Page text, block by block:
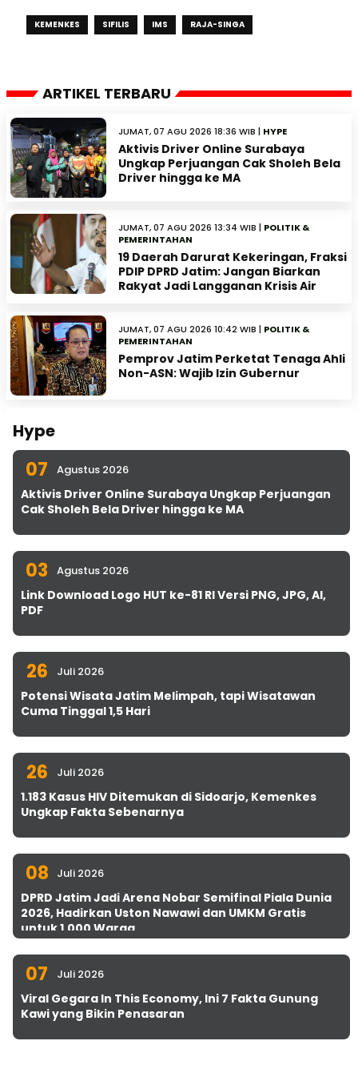
KEMENKES SIFILIS IMS RAJA-SINGA
ARTIKEL TERBARU
JUMAT, 07 AGU 2026 18:36 WIB | HYPE
Aktivis Driver Online Surabaya
Ungkap Perjuangan Cak Sholeh Bela
Driver hingga ke MA
JUMAT, 07 AGU 2026 13:34 WIB | POLITIK &
PEMERINTAHAN
19 Daerah Darurat Kekeringan, Fraksi
PDIP DPRD Jatim: Jangan Biarkan
Rakyat Jadi Langganan Krisis Air
JUMAT, 07 AGU 2026 10:42 WIB | POLITIK &
PEMERINTAHAN
Pemprov Jatim Perketat Tenaga Ahli
Non-ASN: Wajib Izin Gubernur
Hype
07 Agustus 2026
Aktivis Driver Online Surabaya Ungkap Perjuangan
Cak Sholeh Bela Driver hingga ke MA
03 Agustus 2026
Link Download Logo HUT ke-81 RI Versi PNG, JPG, AI,
PDF
26 Juli 2026
Potensi Wisata Jatim Melimpah, tapi Wisatawan
Cuma Tinggal 1,5 Hari
26 Juli 2026
1.183 Kasus HIV Ditemukan di Sidoarjo, Kemenkes
Ungkap Fakta Sebenarnya
08 Juli 2026
DPRD Jatim Jadi Arena Nobar Semifinal Piala Dunia
2026, Hadirkan Uston Nawawi dan UMKM Gratis
untuk 1.000 Warga
07 Juli 2026
Viral Gegara In This Economy, Ini 7 Fakta Gunung
Kawi yang Bikin Penasaran